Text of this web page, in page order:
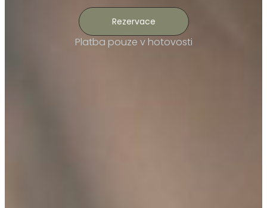
Rezervace
Platba pouze v hotovosti